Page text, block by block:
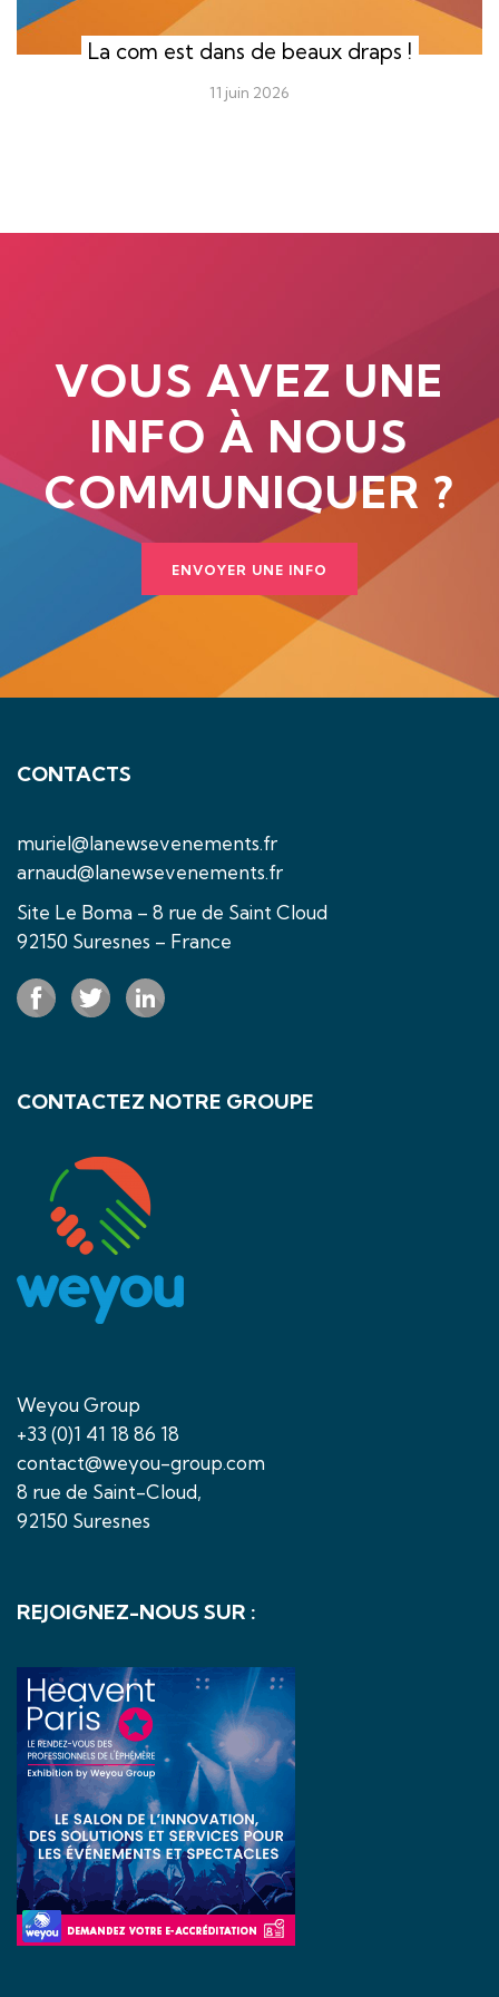
La com est dans de beaux draps !
11 juin 2026
VOUS AVEZ UNE
INFO À NOUS
COMMUNIQUER ?
ENVOYER UNE INFO
CONTACTS
muriel@lanewsevenements.fr
arnaud@lanewsevenements.fr
Site Le Boma – 8 rue de Saint Cloud
92150 Suresnes – France
CONTACTEZ NOTRE GROUPE
Weyou Group
+33 (0)1 41 18 86 18
contact@weyou-group.com
8 rue de Saint-Cloud,
92150 Suresnes
REJOIGNEZ-NOUS SUR :